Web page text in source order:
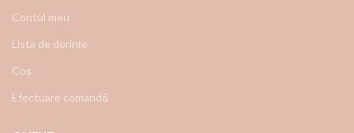
Contul meu
Lista de dorințe
Coș
Efectuare comandă